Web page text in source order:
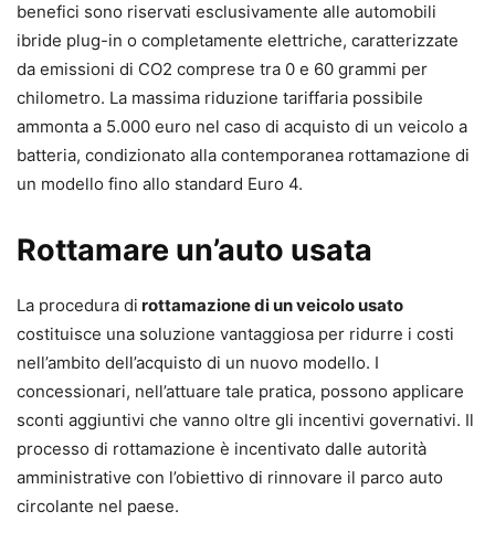
benefici sono riservati esclusivamente alle automobili
ibride plug-in o completamente elettriche, caratterizzate
da emissioni di CO2 comprese tra 0 e 60 grammi per
chilometro. La massima riduzione tariffaria possibile
ammonta a 5.000 euro nel caso di acquisto di un veicolo a
batteria, condizionato alla contemporanea rottamazione di
un modello fino allo standard Euro 4.
Rottamare un’auto usata
La procedura di rottamazione di un veicolo usato
costituisce una soluzione vantaggiosa per ridurre i costi
nell’ambito dell’acquisto di un nuovo modello. I
concessionari, nell’attuare tale pratica, possono applicare
sconti aggiuntivi che vanno oltre gli incentivi governativi. Il
processo di rottamazione è incentivato dalle autorità
amministrative con l’obiettivo di rinnovare il parco auto
circolante nel paese.